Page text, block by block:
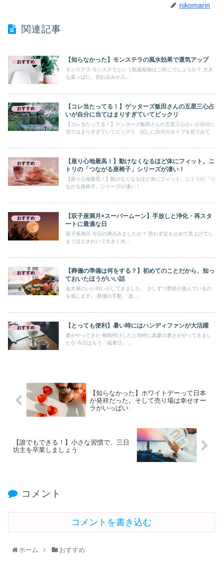
nikomarin
関連記事
おすすめ 【知らなかった】モンステラの風水効果で運気アップ
モンステラ モンステラという観葉植物はご存じでしょうか？ 大き
な葉っぱに、切れ込みが入...
おすすめ
【コレ当たってる！】ゲッターズ飯田さんの五星三心占
いが自分に当てはまりすぎていてビックリ
【コレ当たってる！】ゲッターズ飯田さんの五星三心占いが自分に
当てはまりすぎていてビックリ 試しに自分のタイプを見てみて
おすすめ
【座り心地最高！】動けなくなるほど体にフィット。ニ
トリの「つながる座椅子」シリーズが凄い！
【座り心地最高！】動けなくなるほど体にフィット。ニトリの「つ
ながる座椅子」シリーズが凄い！
おすすめ
【双子座満月×スーパームーン】手放しと浄化・再スタ
ートに最適な日
双子座満月 今日の満月みましたか？ 思わず足を止めて見上げてし
まうほどきれいで大きく光...
おすすめ
【葬儀の準備は何をする？】初めてのことだから、知っ
ておいたほうがいい話
金木犀のいい匂いがしてきました。 少しずつ季節が進んでいるの
を感じます。 葬儀の手配 「急...
おすすめ 【とっても便利】暑い時にはハンディファンが大活躍
夏がやってきた 梅雨明けしたと同時に真夏の暑さがやってきまし
た💦 今日はもう「猛暑日」...
【知らなかった】ホワイトデーって日本
が発祥だった。そして売り場は幸せオー
ラがいっぱい
【誰でもできる！】小さな習慣で、三日
坊主を卒業しましょう
コメント
コメントを書き込む
ホーム おすすめ